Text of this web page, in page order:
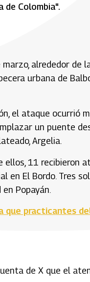
de Colombia".
alrededor de
urbana de
el ataque ocurrió
un puente
Argelia.
11 recibieron
El Bordo. Tres
Popayán.
que practicantes
de X que el